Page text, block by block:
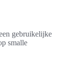
gebruikelijke
smalle